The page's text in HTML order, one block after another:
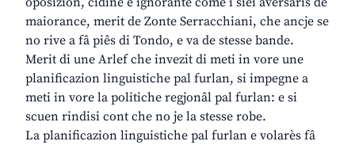
maiorance, merit de Zonte Serracchiani, che ancje se
no rive a fâ piês di Tondo, e va de stesse bande.
Merit di une Arlef che invezit di meti in vore une
planificazion linguistiche pal furlan, si impegne a
meti in vore la politiche regjonâl pal furlan: e si
scuen rindisi cont che no je la stesse robe.
La planificazion linguistiche pal furlan e volarès fâ